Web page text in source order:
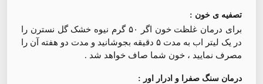
تصفیه ی خون :
برای درمان غلظت خون اگر ۵۰ گرم نیوه خشک گل نسترن را
در یک لیتر اب به مدت ۵ دقیقه بجوشانید و مدت دو هفته آن را
مصرف نمایید ، خون شما صاف خواهد شد .
درمان سنگ صفرا و ادرار اور :